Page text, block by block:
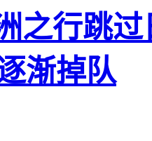
之行跳
渐掉队